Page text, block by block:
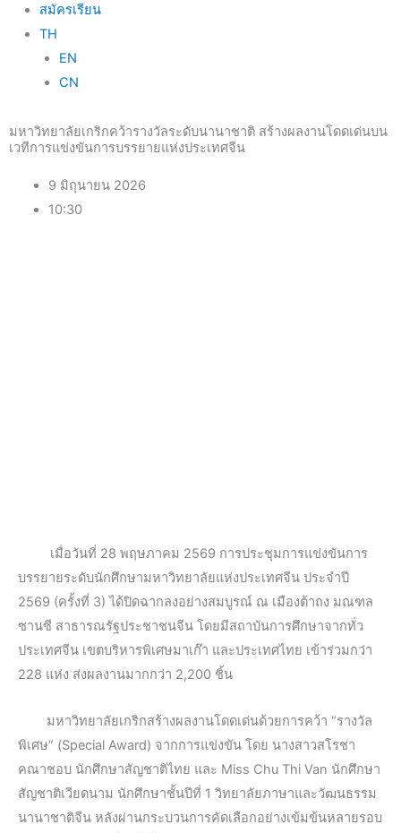
สมัครเรียน
TH
EN
CN
มหาวิทยาลัยเกริกคว้ารางวัลระดับนานาชาติ สร้างผลงานโดดเด่นบน
เวทีการแข่งขันการบรรยายแห่งประเทศจีน
9 มิถุนายน 2026
10:30
เมื่อวันที่ 28 พฤษภาคม 2569 การประชุมการแข่งขันการ
บรรยายระดับนักศึกษามหาวิทยาลัยแห่งประเทศจีน ประจำปี
2569 (ครั้งที่ 3) ได้ปิดฉากลงอย่างสมบูรณ์ ณ เมืองต้าถง มณฑล
ซานซี สาธารณรัฐประชาชนจีน โดยมีสถาบันการศึกษาจากทั่ว
ประเทศจีน เขตบริหารพิเศษมาเก๊า และประเทศไทย เข้าร่วมกว่า
228 แห่ง ส่งผลงานมากกว่า 2,200 ชิ้น
มหาวิทยาลัยเกริกสร้างผลงานโดดเด่นด้วยการคว้า “รางวัล
พิเศษ” (Special Award) จากการแข่งขัน โดย นางสาวสโรชา
คณาชอบ นักศึกษาสัญชาติไทย และ Miss Chu Thi Van นักศึกษา
สัญชาติเวียดนาม นักศึกษาชั้นปีที่ 1 วิทยาลัยภาษาและวัฒนธรรม
นานาชาติจีน หลังผ่านกระบวนการคัดเลือกอย่างเข้มข้นหลายรอบ